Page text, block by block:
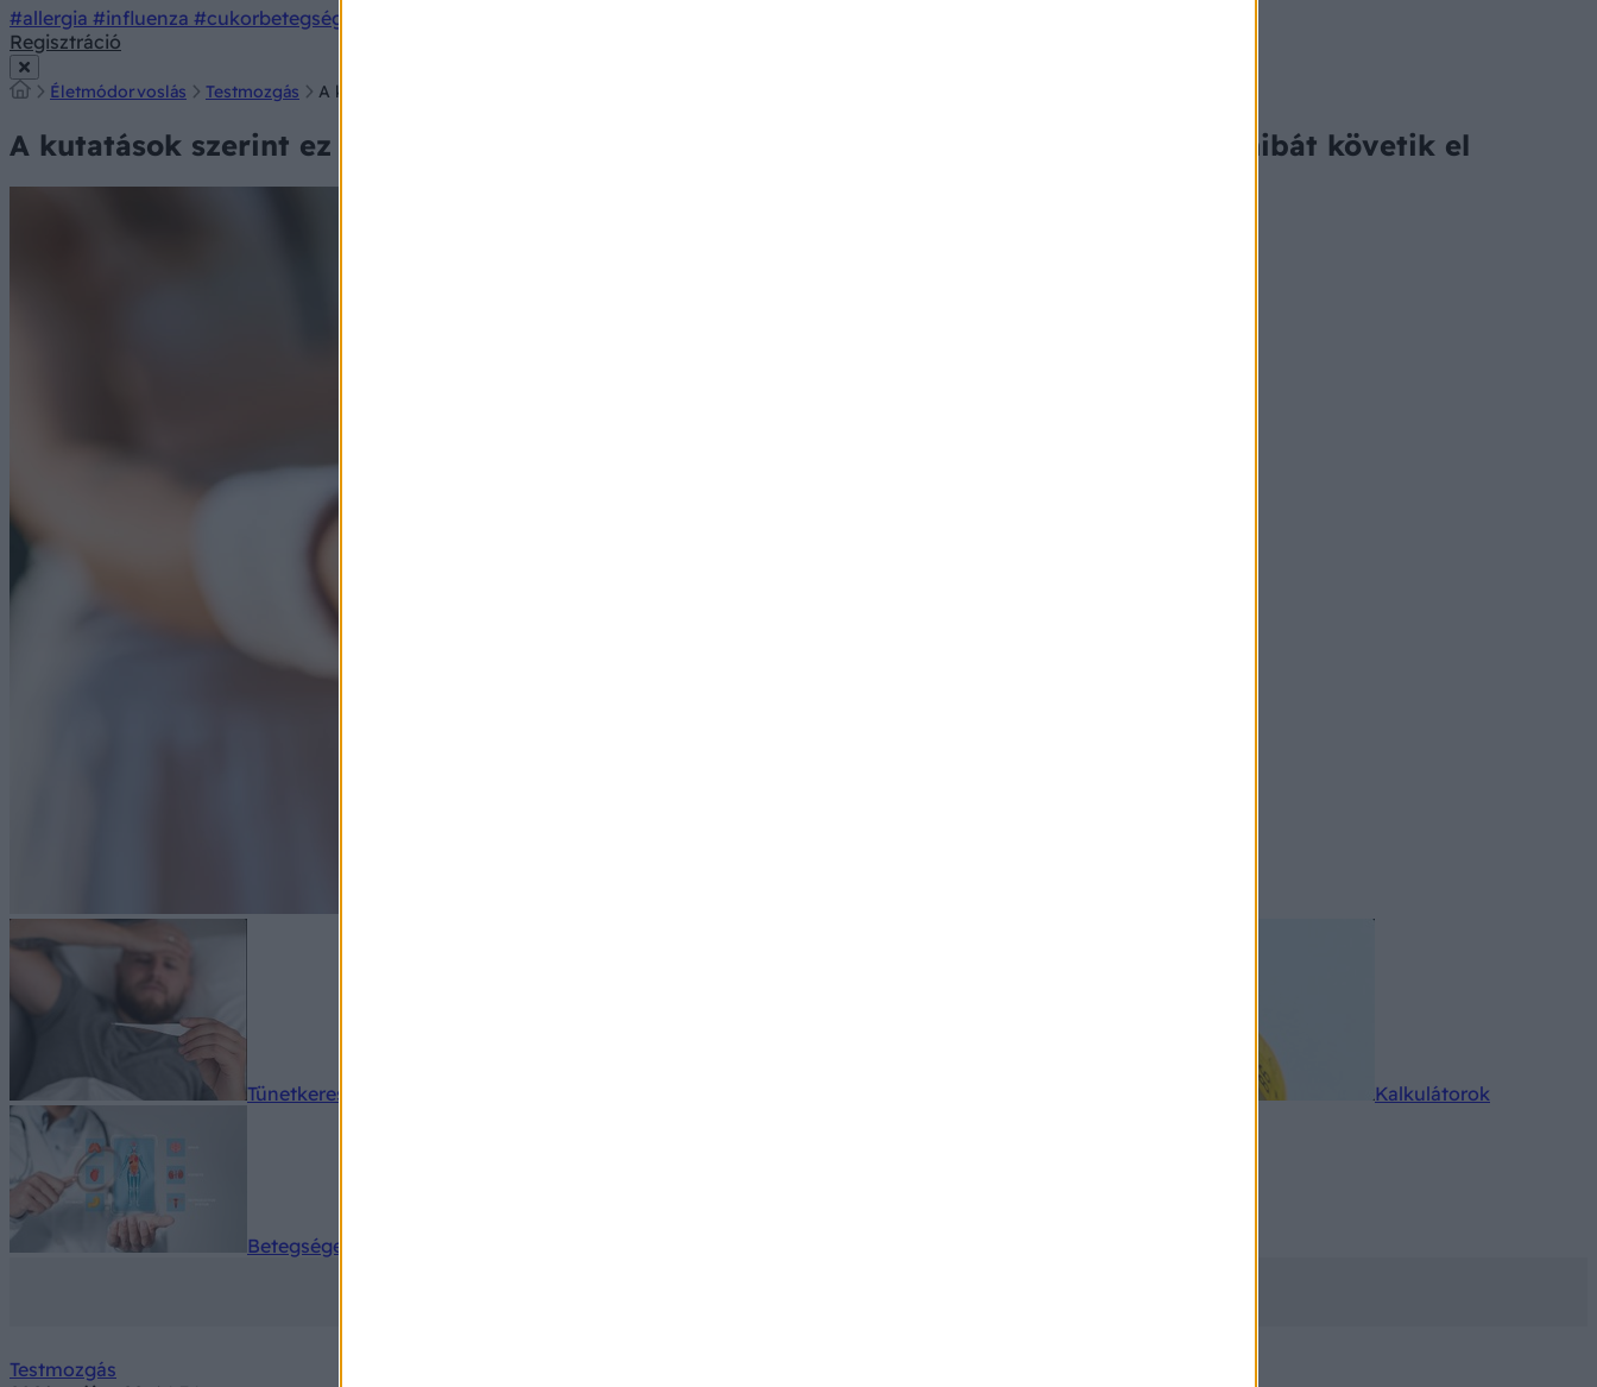
#allergia #influenza #cukorbetegség
Regisztráció
Életmódorvoslás Testmozgás A kutatások szerint ez lehet az egyik legegészségesebb sport – de sokan ugyanazt a hibát követik el
A kutatások szerint ez lehet az egyik legegészségesebb sport – de sokan ugyanazt a hibát követik el
Tünetkereső Kalkulátorok
Betegségek A-Z
Testmozgás